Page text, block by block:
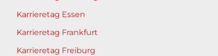
Karrieretag Essen
Karrieretag Frankfurt
Karrieretag Freiburg